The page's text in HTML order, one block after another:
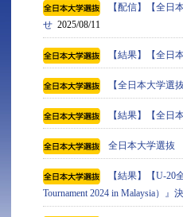
【配信】【全日
せ 2025/08/11
【結果】【全日
【全日本大学選
【結果】【全日
全日本大学選抜
【結果】【U-
Tournament 2024 in Malaysia）』